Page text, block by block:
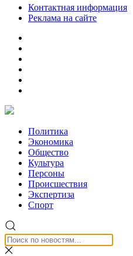
Контактная информация
Реклама на сайте
Политика
Экономика
Общество
Культура
Персоны
Происшествия
Экспертиза
Спорт